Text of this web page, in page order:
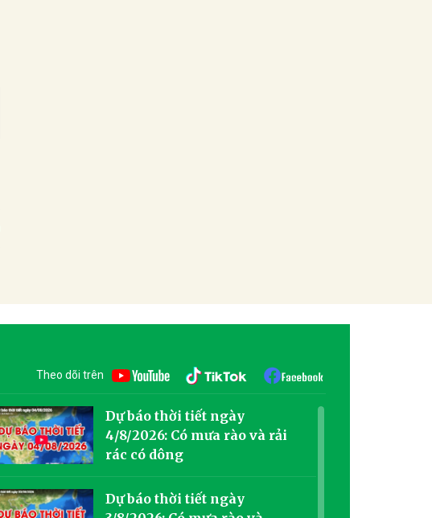
Theo dõi trên
Dự báo thời tiết ngày
4/8/2026: Có mưa rào và rải
rác có dông
Dự báo thời tiết ngày